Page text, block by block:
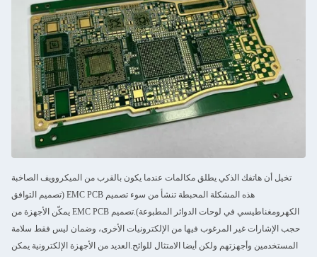
تخيل أن هاتفك الذكي يطلق مكالمات عندما يكون بالقرب من الميكروويف الصاخبة
هذه المشكلة المحبطة تنشأ من سوء تصميم EMC PCB (تصميم التوافق
الكهرومغناطيسي في لوحات الدوائر المطبوعة).تصميم EMC PCB يمكّن الأجهزة من
حجب الإشارات غير المرغوب فيها من الإلكترونيات الأخرى، وضمان ليس فقط سلامة
المستخدمين وأجهزتهم ولكن أيضا الامتثال للوائح.العديد من الأجهزة الإلكترونية يمكن